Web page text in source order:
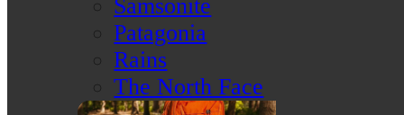
Samsonite
Patagonia
Rains
The North Face